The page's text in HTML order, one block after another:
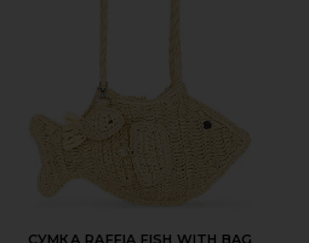
СУМКА RAFFIA FISH WITH BAG